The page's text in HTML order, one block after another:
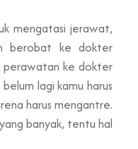
mengatasi jerawat,
berobat ke dokter
perawatan ke dokter
lagi kamu harus
harus mengantre.
banyak, tentu hal